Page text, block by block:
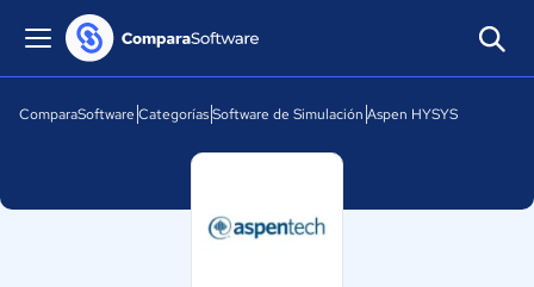
ComparaSoftware CategoríasSoftware de Simulación Aspen HYSYS